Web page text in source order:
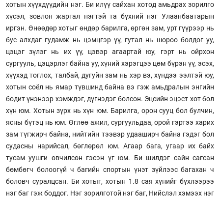
хотын хүүхдүүдийн нэг. Би илүү сайхан хотод амьдрах зорилго
хүсэл, зовлон жаргал нэгтэй та бүхний нэг Улаанбаатарын
иргэн. Өнөөдөр хотыг өндөр барилга, өргөн зам, урт гүүрээр нь
бус алхдаг гудамж нь цэмцгэр үү, гутал нь шороо болдог уу,
цэцэг зүлэг нь их үү, цэвэр агаартай юу, гэрт нь ойрхон
сургууль, цэцэрлэг байна уу, хүний хэрэгцээ цөм бүрэн үү, эсэх,
хүүхэд тоглох, талбай, дугуйн зам нь хэр вэ, хүндээ ээлтэй юу,
хотын соёл нь ямар түвшинд байна вэ гэж амьдралын энгийн
бодит үнэнээр хэмждэг, дүгнэдэг болсон. Эцсийн эцэст хот бол
хүн юм. Хотын зүрх нь хүн юм. Барилга, орон сууц бол булчин,
ясны бүтэц нь юм. Өглөө ажил, сургуульдаа, орой гэртээ харих
зам түгжирч байна, нийтийн тээвэр удааширч байна гэдэг бол
судасны нарийсал, бөглөрөл юм. Агаар бага, угаар их байх
тусам уушги өвчилсөн гэсэн үг юм. Би шилдэг сайн сагсан
бөмбөгч болоогүй ч багийн спортын үнэт зүйлээс багахан ч
боловч суралцсан. Би хотыг, хотын 1.8 сая хүнийг бүхлээрээ
нэг баг гэж боддог. Нэг зорилготой нэг баг, Нийслэл хэмээх нэг